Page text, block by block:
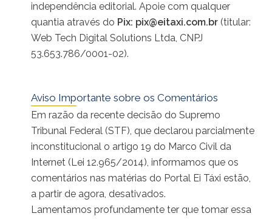
independência editorial. Apoie com qualquer
quantia através do Pix: pix@eitaxi.com.br (titular:
Web Tech Digital Solutions Ltda, CNPJ
53.653.786/0001-02).
Aviso Importante sobre os Comentários
Em razão da recente decisão do Supremo
Tribunal Federal (STF), que declarou parcialmente
inconstitucional o artigo 19 do Marco Civil da
Internet (Lei 12.965/2014), informamos que os
comentários nas matérias do Portal Ei Táxi estão,
a partir de agora, desativados.
Lamentamos profundamente ter que tomar essa